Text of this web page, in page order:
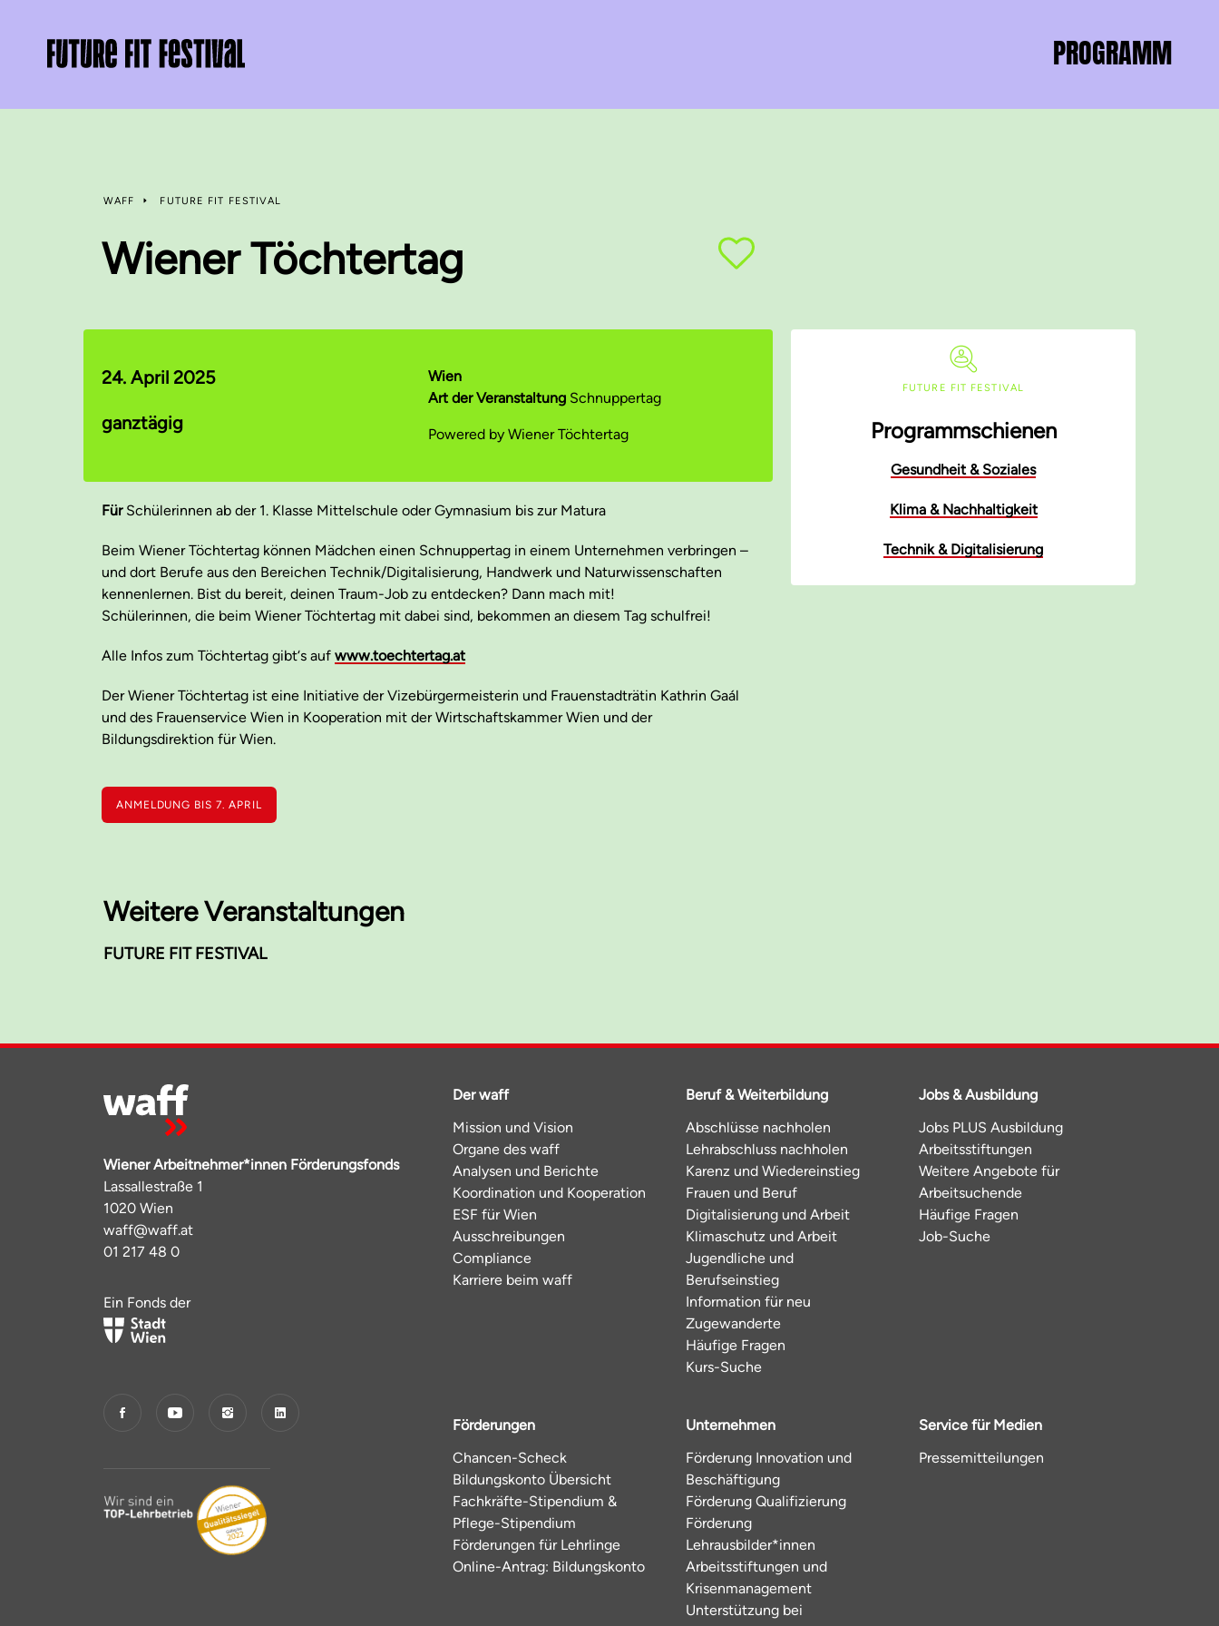
PROGRAMM
WAFF FUTURE FIT FESTIVAL
Wiener Töchtertag
24. April 2025
ganztägig
Wien
Art der Veranstaltung Schnuppertag
Powered by Wiener Töchtertag
Für Schülerinnen ab der 1. Klasse Mittelschule oder Gymnasium bis zur Matura
Beim Wiener Töchtertag können Mädchen einen Schnuppertag in einem Unternehmen verbringen –
und dort Berufe aus den Bereichen Technik/Digitalisierung, Handwerk und Naturwissenschaften
kennenlernen. Bist du bereit, deinen Traum-Job zu entdecken? Dann mach mit!
Schülerinnen, die beim Wiener Töchtertag mit dabei sind, bekommen an diesem Tag schulfrei!
Alle Infos zum Töchtertag gibt‘s auf www.toechtertag.at
Der Wiener Töchtertag ist eine Initiative der Vizebürgermeisterin und Frauenstadträtin Kathrin Gaál
und des Frauenservice Wien in Kooperation mit der Wirtschaftskammer Wien und der
Bildungsdirektion für Wien.
ANMELDUNG BIS 7. APRIL
FUTURE FIT FESTIVAL
Programmschienen
Gesundheit & Soziales
Klima & Nachhaltigkeit
Technik & Digitalisierung
Weitere Veranstaltungen
FUTURE FIT FESTIVAL
Wiener Arbeitnehmer*innen Förderungsfonds
Lassallestraße 1
1020 Wien
waff@waff.at
01 217 48 0
Ein Fonds der
Der waff
Mission und Vision
Organe des waff
Analysen und Berichte
Koordination und Kooperation
ESF für Wien
Ausschreibungen
Compliance
Karriere beim waff
Beruf & Weiterbildung
Abschlüsse nachholen
Lehrabschluss nachholen
Karenz und Wiedereinstieg
Frauen und Beruf
Digitalisierung und Arbeit
Klimaschutz und Arbeit
Jugendliche und
Berufseinstieg
Information für neu
Zugewanderte
Häufige Fragen
Kurs-Suche
Jobs & Ausbildung
Jobs PLUS Ausbildung
Arbeitsstiftungen
Weitere Angebote für
Arbeitsuchende
Häufige Fragen
Job-Suche
Förderungen
Chancen-Scheck
Bildungskonto Übersicht
Fachkräfte-Stipendium &
Pflege-Stipendium
Förderungen für Lehrlinge
Online-Antrag: Bildungskonto
Unternehmen
Förderung Innovation und
Beschäftigung
Förderung Qualifizierung
Förderung
Lehrausbilder*innen
Arbeitsstiftungen und
Krisenmanagement
Unterstützung bei
Service für Medien
Pressemitteilungen